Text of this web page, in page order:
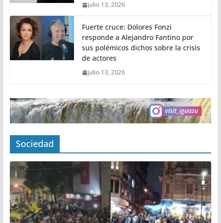
julio 13, 2026
Fuerte cruce: Dolores Fonzi
responde a Alejandro Fantino por
sus polémicos dichos sobre la crisis
de actores
julio 13, 2026
Sociedad